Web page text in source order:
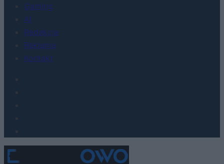
Gaming
AI
Redakcja
Reklama
Kontakt